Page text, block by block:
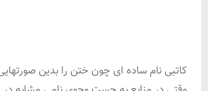
کاتبی نام ساده ای چون ختن را بدین